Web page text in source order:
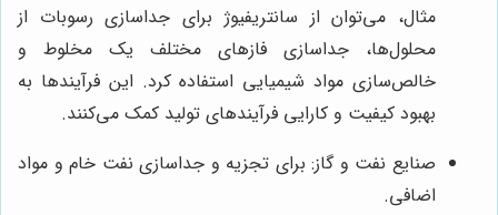
مثال، می‌توان از سانتریفیوژ برای جداسازی رسوبات از
محلول‌ها، جداسازی فازهای مختلف یک مخلوط و
خالص‌سازی مواد شیمیایی استفاده کرد. این فرآیندها به
بهبود کیفیت و کارایی فرآیندهای تولید کمک می‌کنند.
صنایع نفت و گاز: برای تجزیه و جداسازی نفت خام و مواد
اضافی.